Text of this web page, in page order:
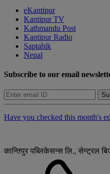
eKantipur
Kantipur TV
Kathmandu Post
Kantipur Radio
Saptahik
Nepal
Subscribe to our email
Have you checked this month's
कान्तिपुर पब्लिकेसन्स लि., सेन्ट्रल